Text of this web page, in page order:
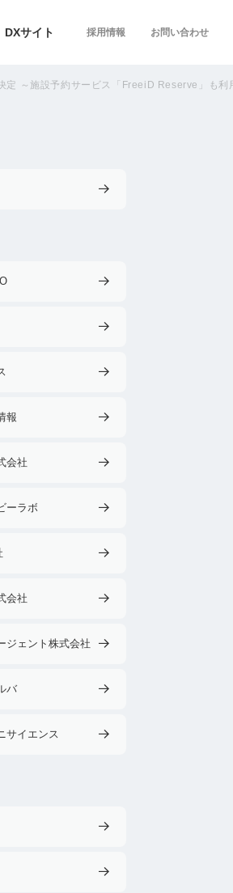
DXサイト 採用情報 お問い合わせ
～施設予約サービス「FreeiD Reserve」も
報
会社
ーラボ
会社
ジェント株式会社
バ
サイエンス